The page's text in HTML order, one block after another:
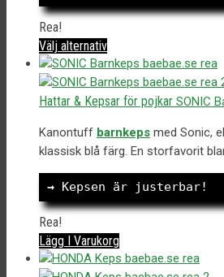
på
produktsidan
Rea!
Välj alternativDen
här
produkten
har
varianter.
De
alternativen
väljas
på
produktsidan
Hattar & Kepsar för pojkar SONIC
Kanontuff barnkeps med Sonic,
klassisk blå färg. En storfavorit
→ Kepsen är justerbar!
Rea!
Lägg I Varukorg